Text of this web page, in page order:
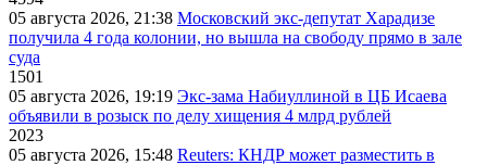
05 августа 2026, 21:38 Московский экс-депутат Харадизе
получила 4 года колонии, но вышла на свободу прямо в зале
суда
1501
05 августа 2026, 19:19 Экс-зама Набиуллиной в ЦБ Исаева
объявили в розыск по делу хищения 4 млрд рублей
2023
05 августа 2026, 15:48 Reuters: КНДР может разместить в